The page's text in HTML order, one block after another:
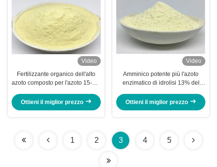
Video
Fertilizzante organico dell'alto
azoto composto per l'azoto 15-0-0
Ottieni il miglior prezzo
Video
Amminico potente più l'azoto
enzimatico di idrolisi 13% del
Ottieni il miglior prezzo
1 2 3 4 5